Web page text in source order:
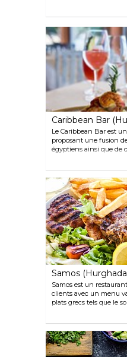
se distinguant comme
Égypte à servir du
chameau juteux.
Caribbean Bar
Le Caribbean Bar est
proposant une fusion
égyptiens ainsi que de
une atmosphère très
Samos
Samos est un
clients avec un menu
plats grecs tels que le
aussi quelques
L'expérience culinaire
sélection de bières